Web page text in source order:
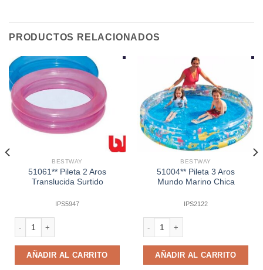
PRODUCTOS RELACIONADOS
BESTWAY
51061** Pileta 2 Aros
Translucida Surtido
IPS5947
AÑADIR AL CARRITO
BESTWAY
51004** Pileta 3 Aros
Mundo Marino Chica
IPS2122
AÑADIR AL CARRITO